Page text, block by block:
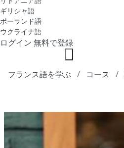
ギリシャ語
ポーランド語
ウクライナ語
ログイン 無料で登録
フランス語を学ぶ コース